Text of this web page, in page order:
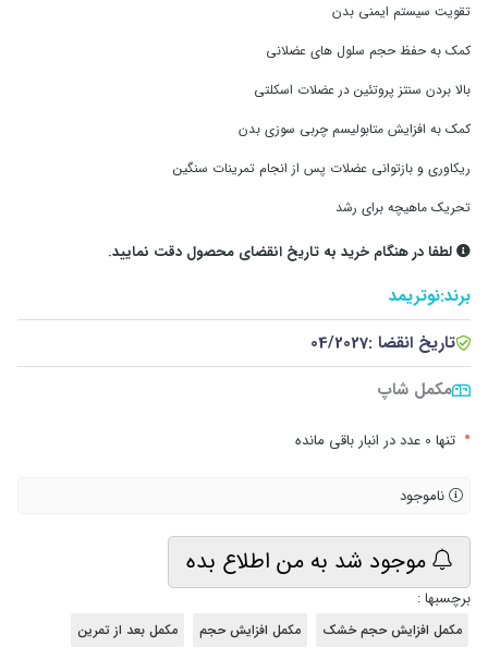
تقویت سیستم ایمنی بدن
کمک به حفظ حجم سلول‌ های عضلانی
بالا بردن سنتز پروتئین در عضلات اسکلتی
کمک به افزایش متابولیسم چربی سوزی بدن
ریکاوری و بازتوانی عضلات پس از انجام تمرینات سنگین
تحریک ماهیچه برای رشد
لطفا در هنگام خرید به تاریخ انقضای محصول دقت نمایید.
برند:نوتریمد
تاریخ انقضا :04/2027
مکمل شاپ
• تنها 0 عدد در انبار باقی مانده
ناموجود
موجود شد به من اطلاع بده
برچسبها :
مکمل افزایش حجم خشک مکمل افزایش حجم مکمل بعد از تمرین